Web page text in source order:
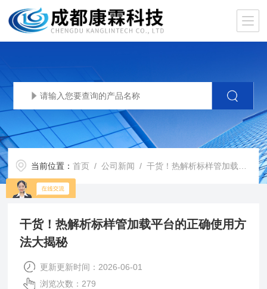
当前位置：首页 /公司新闻 / 干货！热解析标样管加载平台的正确使用方法大揭秘
干货！热解析标样管加载平台的正确使用方
法大揭秘
更新更新时间：2026-06-01
浏览次数：279